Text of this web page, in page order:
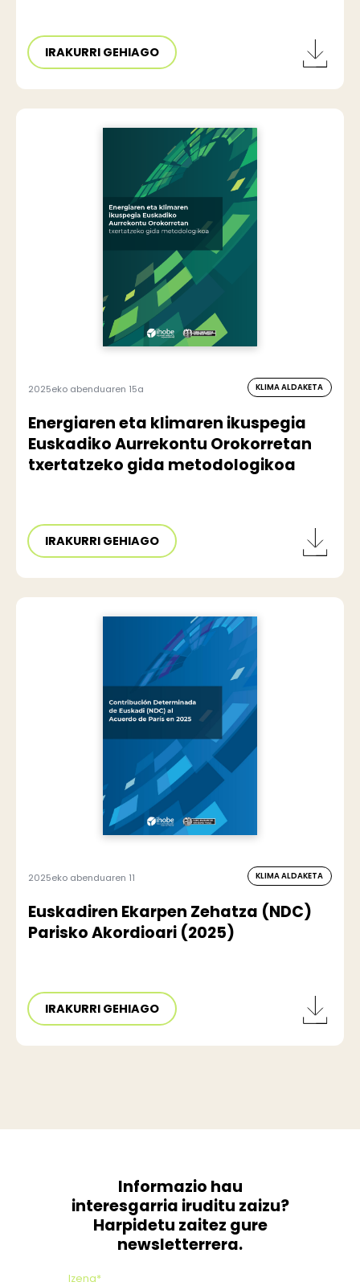
IRAKURRI GEHIAGO
2025eko abenduaren 15a KLIMA ALDAKETA
Energiaren eta klimaren ikuspegia
Euskadiko Aurrekontu Orokorretan
txertatzeko gida metodologikoa
IRAKURRI GEHIAGO
2025eko abenduaren 11 KLIMA ALDAKETA
Euskadiren Ekarpen Zehatza (NDC)
Parisko Akordioari (2025)
IRAKURRI GEHIAGO
Informazio hau
interesgarria iruditu zaizu?
Harpidetu zaitez gure
newsletterrera.
Izena*